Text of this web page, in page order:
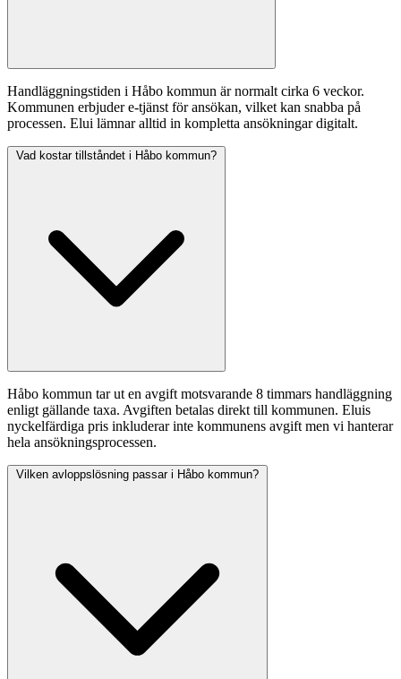
Handläggningstiden i Håbo kommun är normalt cirka 6 veckor.
Kommunen erbjuder e-tjänst för ansökan, vilket kan snabba på
processen. Elui lämnar alltid in kompletta ansökningar digitalt.
Vad kostar tillståndet i Håbo kommun?
Håbo kommun tar ut en avgift motsvarande 8 timmars handläggning
enligt gällande taxa. Avgiften betalas direkt till kommunen. Eluis
nyckelfärdiga pris inkluderar inte kommunens avgift men vi hanterar
hela ansökningsprocessen.
Vilken avloppslösning passar i Håbo kommun?